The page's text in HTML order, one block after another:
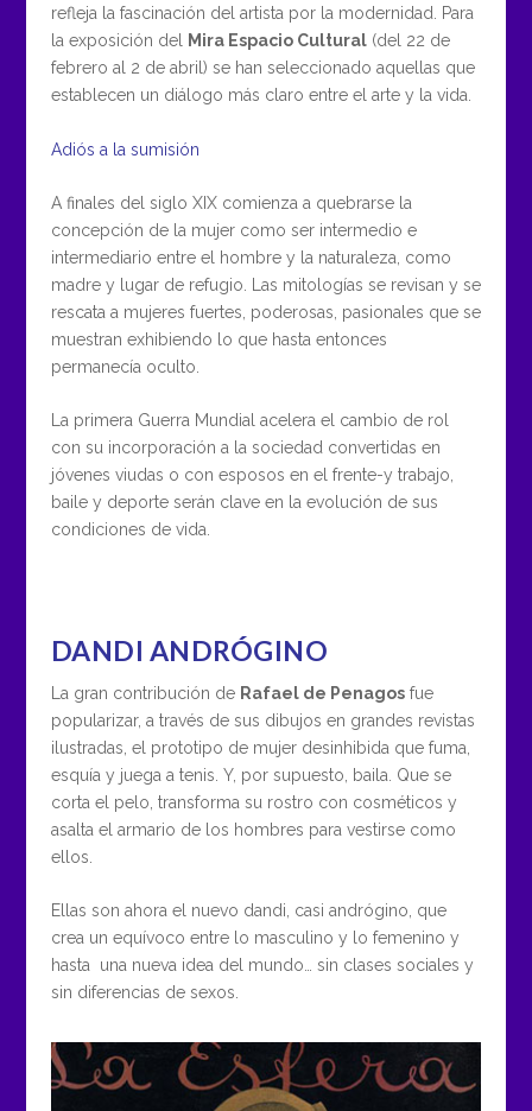
refleja la fascinación del artista por la modernidad. Para
la exposición del Mira Espacio Cultural(del 22 de
febrero al 2 de abril) se han seleccionado aquellas que
establecen un diálogo más claro entre el arte y la vida.
Adiós a la sumisión
A finales del siglo XIX comienza a quebrarse la
concepción de la mujer como ser intermedio e
intermediario entre el hombre y la naturaleza, como
madre y lugar de refugio. Las mitologías se revisan y se
rescata a mujeres fuertes, poderosas, pasionales que se
muestran exhibiendo lo que hasta entonces
permanecía oculto.
La primera Guerra Mundial acelera el cambio de rol
con su incorporación a la sociedad convertidas en
jóvenes viudas o con esposos en el frente-y trabajo,
baile y deporte serán clave en la evolución de sus
condiciones de vida.
DANDI ANDRÓGINO
La gran contribución de Rafael de Penagosfue
popularizar, a través de sus dibujos en grandes revistas
ilustradas, el prototipo de mujer desinhibida que fuma,
esquía y juega a tenis. Y, por supuesto, baila. Que se
corta el pelo, transforma su rostro con cosméticos y
asalta el armario de los hombres para vestirse como
ellos.
Ellas son ahora el nuevo dandi, casi andrógino, que
crea un equívoco entre lo masculino y lo femenino y
hasta una nueva idea del mundo… sin clases sociales y
sin diferencias de sexos.